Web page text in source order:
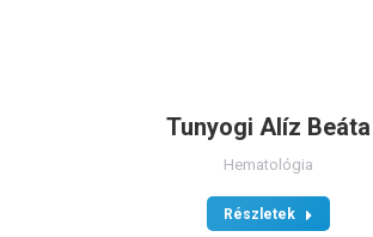
Tunyogi Alíz Beáta
Hematológia
Részletek